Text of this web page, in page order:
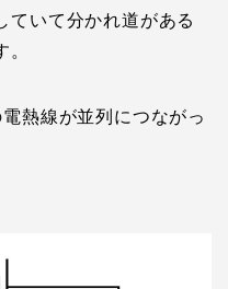
ていて分かれ道がある
熱線が並列につながっ